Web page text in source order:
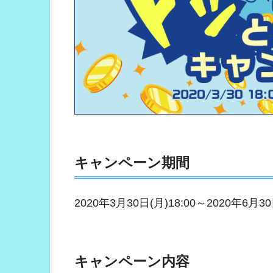
キャンペーン期間
2020年3月30日(月)18:00～2020年6月
キャンペーン内容